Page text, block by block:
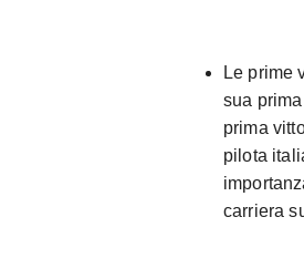
Le prime
sua
prima
pilota
carriera